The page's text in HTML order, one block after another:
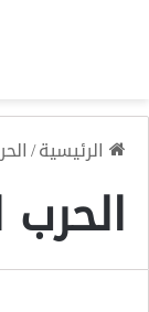
الرئيسية/
الحرب